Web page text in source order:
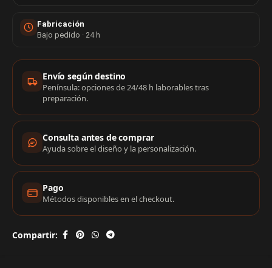
Fabricación
Bajo pedido · 24 h
Información de compra
Envío según destino
Península: opciones de 24/48 h laborables tras
preparación.
Consulta antes de comprar
Ayuda sobre el diseño y la personalización.
Pago
Métodos disponibles en el checkout.
Compartir: